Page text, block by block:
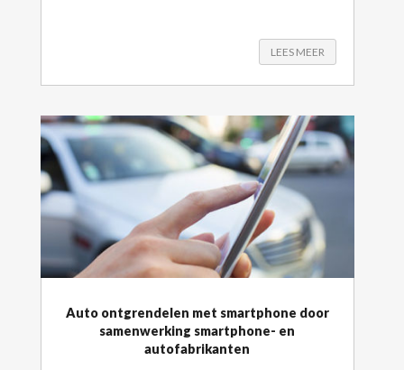
LEES MEER
Auto ontgrendelen met smartphone door
samenwerking smartphone- en
autofabrikanten